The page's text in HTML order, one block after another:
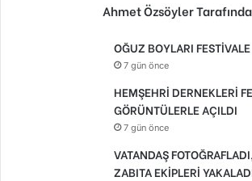
Ahmet Özsöyler
OĞUZ BOYLARI
7 gün önce
HEMŞEHRİ DERNEKLERİ
GÖRÜNTÜLERLE AÇILDI
7 gün önce
VATANDAŞ
ZABITA EKİPLERİ